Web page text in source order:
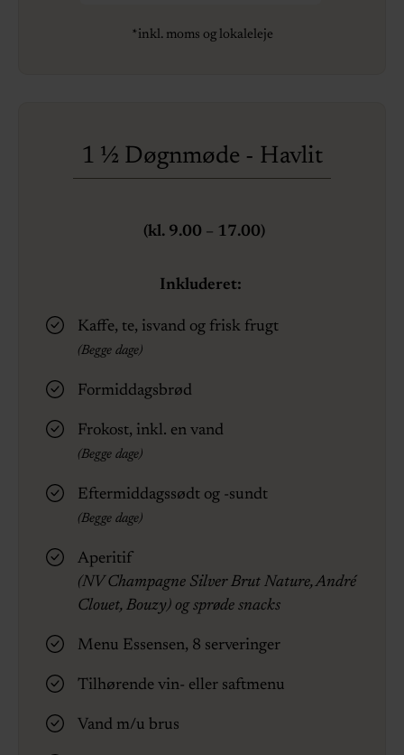
*inkl. moms og lokaleleje
1 ½ Døgnmøde - Havlit
(kl. 9.00 – 17.00)
Inkluderet:
Kaffe, te, isvand og frisk frugt
(Begge dage)
Formiddagsbrød
Frokost, inkl. en vand
(Begge dage)
Eftermiddagssødt og -sundt
(Begge dage)
Aperitif
(NV Champagne Silver Brut Nature, André
Clouet, Bouzy) og sprøde snacks
Menu Essensen, 8 serveringer
Tilhørende vin- eller saftmenu
Vand m/u brus